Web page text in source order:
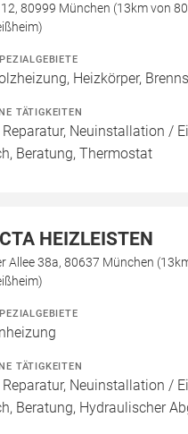
80999 München (13km von
Heizkörper,
TÄTIGKEITEN
Neuinstallation /
Beratung, Thermostat
HEIZLEISTEN
Allee 38a, 80637 München
TÄTIGKEITEN
Neuinstallation /
Beratung, Hydraulischer